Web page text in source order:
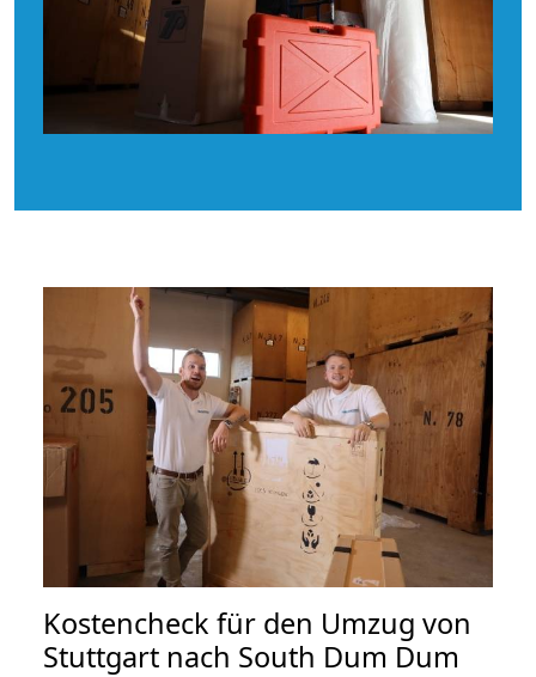
Kostencheck für den Umzug von
Stuttgart nach South Dum Dum